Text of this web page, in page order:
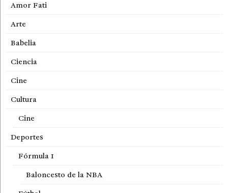
Amor Fati
Arte
Babelia
Ciencia
Cine
Cultura
Cine
Deportes
Fórmula 1
Baloncesto de la NBA